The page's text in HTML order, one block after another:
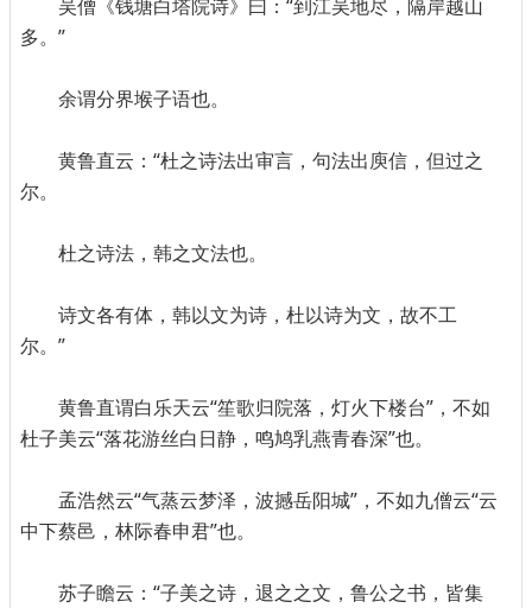
吴僧《钱塘白塔院诗》曰：“到江吴地尽，隔岸越山
多。”
余谓分界堠子语也。
黄鲁直云：“杜之诗法出审言，句法出庾信，但过之
尔。
杜之诗法，韩之文法也。
诗文各有体，韩以文为诗，杜以诗为文，故不工
尔。”
黄鲁直谓白乐天云“笙歌归院落，灯火下楼台”，不如
杜子美云“落花游丝白日静，鸣鸠乳燕青春深”也。
孟浩然云“气蒸云梦泽，波撼岳阳城”，不如九僧云“云
中下蔡邑，林际春申君”也。
苏子瞻云：“子美之诗，退之之文，鲁公之书，皆集